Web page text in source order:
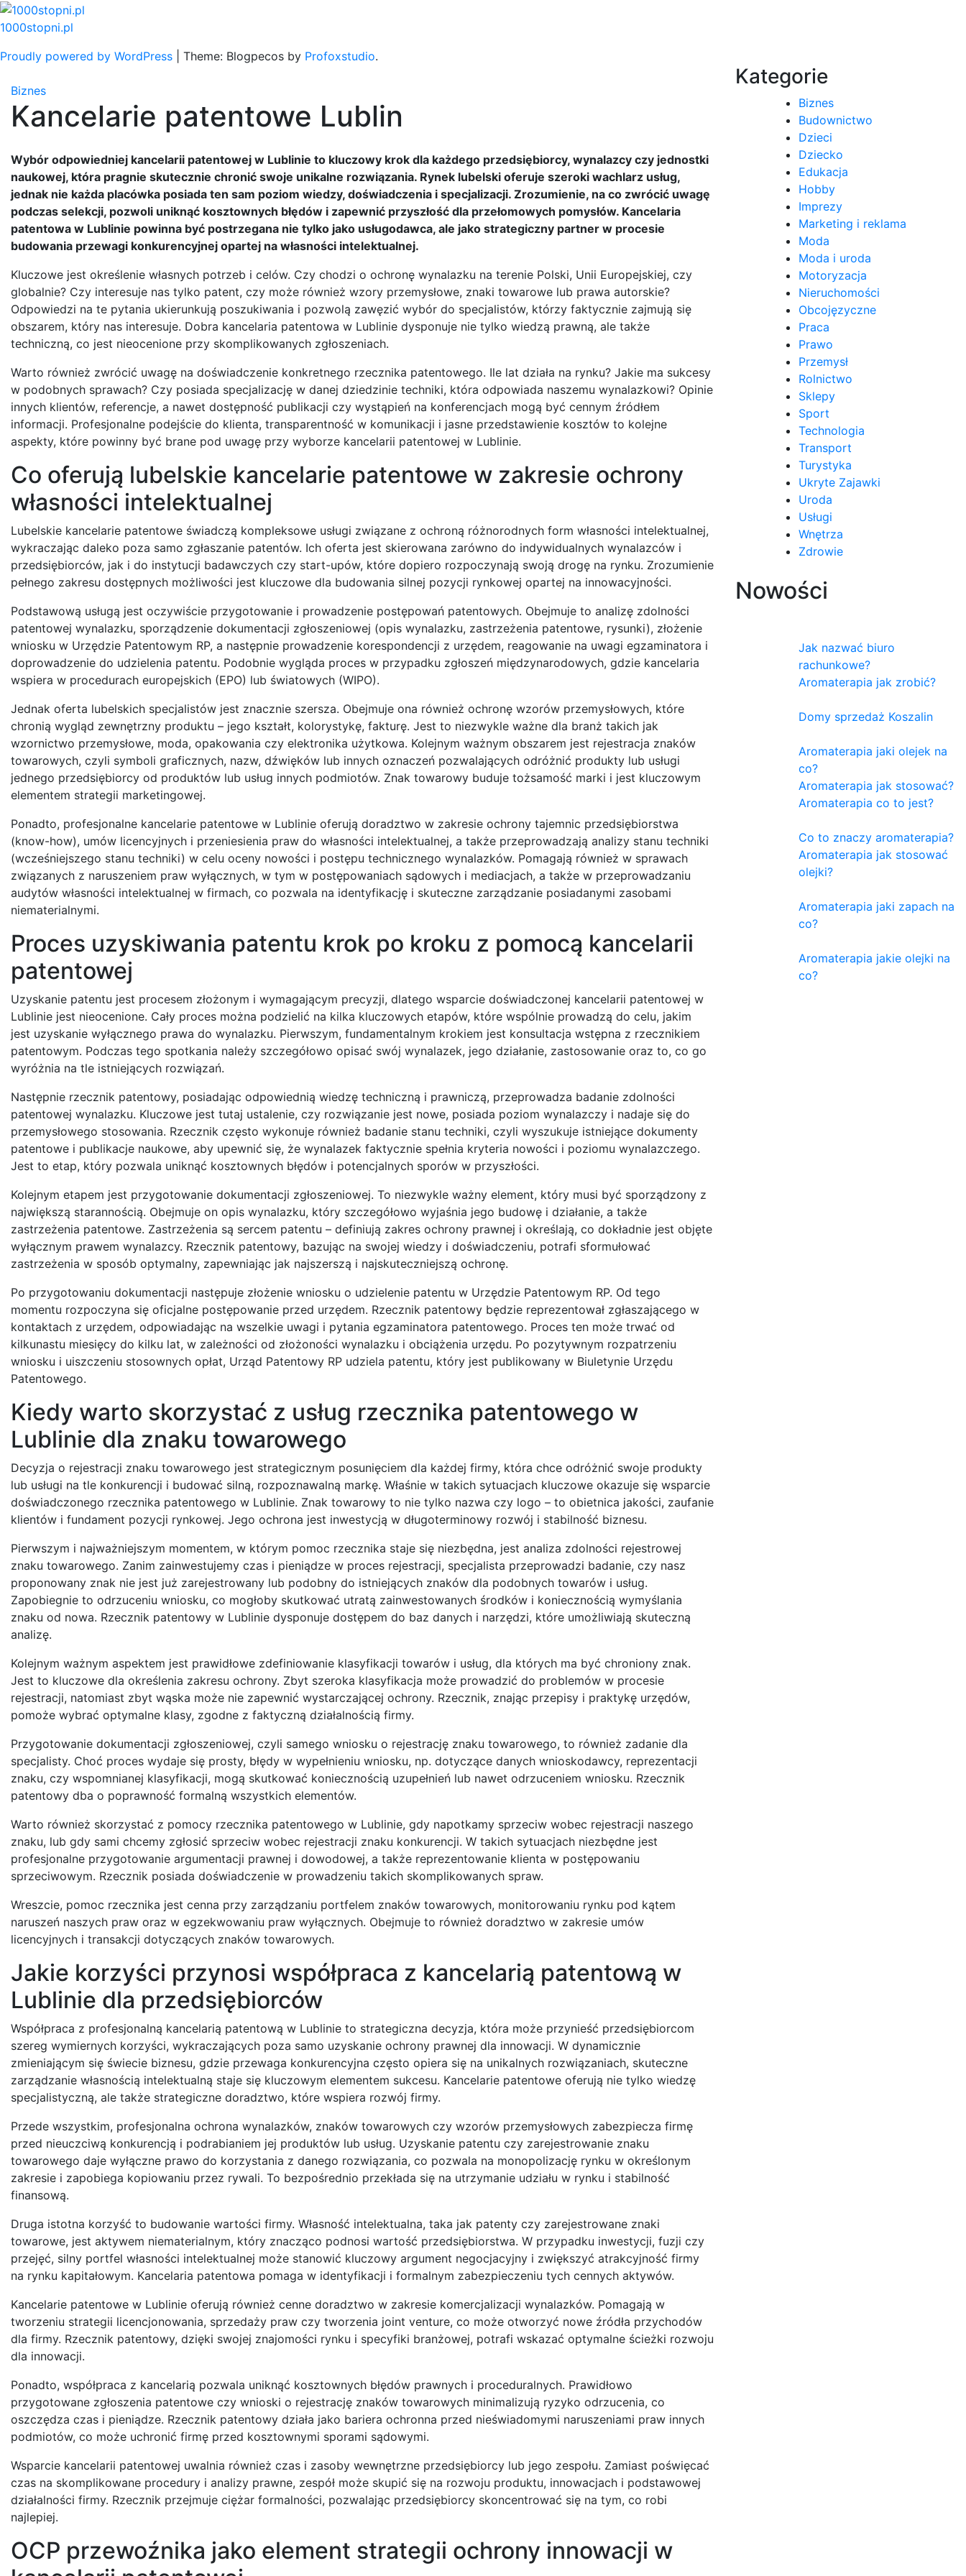
Skip
to
1000stopni.pl
Proudly powered by WordPress
Theme: Blogpecos by Profoxstudio.
Biznes
Kancelarie patentowe Lublin
Wybór odpowiedniej kancelarii patentowej w Lublinie to kluczowy krok dla każdego przedsiębiorcy, wynalazcy czy jednostki
naukowej, która pragnie skutecznie chronić swoje unikalne rozwiązania. Rynek lubelski oferuje szeroki wachlarz usług,
jednak nie każda placówka posiada ten sam poziom wiedzy, doświadczenia i specjalizacji. Zrozumienie, na co zwrócić uwagę
podczas selekcji, pozwoli uniknąć kosztownych błędów i zapewnić przyszłość dla przełomowych pomysłów. Kancelaria
patentowa w Lublinie powinna być postrzegana nie tylko jako usługodawca, ale jako strategiczny partner w procesie
budowania przewagi konkurencyjnej opartej na własności intelektualnej.
Kluczowe jest określenie własnych potrzeb i celów. Czy chodzi o ochronę wynalazku na terenie Polski, Unii Europejskiej, czy
globalnie? Czy interesuje nas tylko patent, czy może również wzory przemysłowe, znaki towarowe lub prawa autorskie?
Odpowiedzi na te pytania ukierunkują poszukiwania i pozwolą zawęzić wybór do specjalistów, którzy faktycznie zajmują się
obszarem, który nas interesuje. Dobra kancelaria patentowa w Lublinie dysponuje nie tylko wiedzą prawną, ale także
techniczną, co jest nieocenione przy skomplikowanych zgłoszeniach.
Warto również zwrócić uwagę na doświadczenie konkretnego rzecznika patentowego. Ile lat działa na rynku? Jakie ma sukcesy
w podobnych sprawach? Czy posiada specjalizację w danej dziedzinie techniki, która odpowiada naszemu wynalazkowi? Opinie
innych klientów, referencje, a nawet dostępność publikacji czy wystąpień na konferencjach mogą być cennym źródłem
informacji. Profesjonalne podejście do klienta, transparentność w komunikacji i jasne przedstawienie kosztów to kolejne
aspekty, które powinny być brane pod uwagę przy wyborze kancelarii patentowej w Lublinie.
Co oferują lubelskie kancelarie patentowe w zakresie ochrony
własności intelektualnej
Lubelskie kancelarie patentowe świadczą kompleksowe usługi związane z ochroną różnorodnych form własności intelektualnej,
wykraczając daleko poza samo zgłaszanie patentów. Ich oferta jest skierowana zarówno do indywidualnych wynalazców i
przedsiębiorców, jak i do instytucji badawczych czy start-upów, które dopiero rozpoczynają swoją drogę na rynku. Zrozumienie
pełnego zakresu dostępnych możliwości jest kluczowe dla budowania silnej pozycji rynkowej opartej na innowacyjności.
Podstawową usługą jest oczywiście przygotowanie i prowadzenie postępowań patentowych. Obejmuje to analizę zdolności
patentowej wynalazku, sporządzenie dokumentacji zgłoszeniowej (opis wynalazku, zastrzeżenia patentowe, rysunki), złożenie
wniosku w Urzędzie Patentowym RP, a następnie prowadzenie korespondencji z urzędem, reagowanie na uwagi egzaminatora i
doprowadzenie do udzielenia patentu. Podobnie wygląda proces w przypadku zgłoszeń międzynarodowych, gdzie kancelaria
wspiera w procedurach europejskich (EPO) lub światowych (WIPO).
Jednak oferta lubelskich specjalistów jest znacznie szersza. Obejmuje ona również ochronę wzorów przemysłowych, które
chronią wygląd zewnętrzny produktu – jego kształt, kolorystykę, fakturę. Jest to niezwykle ważne dla branż takich jak
wzornictwo przemysłowe, moda, opakowania czy elektronika użytkowa. Kolejnym ważnym obszarem jest rejestracja znaków
towarowych, czyli symboli graficznych, nazw, dźwięków lub innych oznaczeń pozwalających odróżnić produkty lub usługi
jednego przedsiębiorcy od produktów lub usług innych podmiotów. Znak towarowy buduje tożsamość marki i jest kluczowym
elementem strategii marketingowej.
Ponadto, profesjonalne kancelarie patentowe w Lublinie oferują doradztwo w zakresie ochrony tajemnic przedsiębiorstwa
(know-how), umów licencyjnych i przeniesienia praw do własności intelektualnej, a także przeprowadzają analizy stanu techniki
(wcześniejszego stanu techniki) w celu oceny nowości i postępu technicznego wynalazków. Pomagają również w sprawach
związanych z naruszeniem praw wyłącznych, w tym w postępowaniach sądowych i mediacjach, a także w przeprowadzaniu
audytów własności intelektualnej w firmach, co pozwala na identyfikację i skuteczne zarządzanie posiadanymi zasobami
niematerialnymi.
Proces uzyskiwania patentu krok po kroku z pomocą kancelarii
patentowej
Uzyskanie patentu jest procesem złożonym i wymagającym precyzji, dlatego wsparcie doświadczonej kancelarii patentowej w
Lublinie jest nieocenione. Cały proces można podzielić na kilka kluczowych etapów, które wspólnie prowadzą do celu, jakim
jest uzyskanie wyłącznego prawa do wynalazku. Pierwszym, fundamentalnym krokiem jest konsultacja wstępna z rzecznikiem
patentowym. Podczas tego spotkania należy szczegółowo opisać swój wynalazek, jego działanie, zastosowanie oraz to, co go
wyróżnia na tle istniejących rozwiązań.
Następnie rzecznik patentowy, posiadając odpowiednią wiedzę techniczną i prawniczą, przeprowadza badanie zdolności
patentowej wynalazku. Kluczowe jest tutaj ustalenie, czy rozwiązanie jest nowe, posiada poziom wynalazczy i nadaje się do
przemysłowego stosowania. Rzecznik często wykonuje również badanie stanu techniki, czyli wyszukuje istniejące dokumenty
patentowe i publikacje naukowe, aby upewnić się, że wynalazek faktycznie spełnia kryteria nowości i poziomu wynalazczego.
Jest to etap, który pozwala uniknąć kosztownych błędów i potencjalnych sporów w przyszłości.
Kolejnym etapem jest przygotowanie dokumentacji zgłoszeniowej. To niezwykle ważny element, który musi być sporządzony z
największą starannością. Obejmuje on opis wynalazku, który szczegółowo wyjaśnia jego budowę i działanie, a także
zastrzeżenia patentowe. Zastrzeżenia są sercem patentu – definiują zakres ochrony prawnej i określają, co dokładnie jest objęte
wyłącznym prawem wynalazcy. Rzecznik patentowy, bazując na swojej wiedzy i doświadczeniu, potrafi sformułować
zastrzeżenia w sposób optymalny, zapewniając jak najszerszą i najskuteczniejszą ochronę.
Po przygotowaniu dokumentacji następuje złożenie wniosku o udzielenie patentu w Urzędzie Patentowym RP. Od tego
momentu rozpoczyna się oficjalne postępowanie przed urzędem. Rzecznik patentowy będzie reprezentował zgłaszającego w
kontaktach z urzędem, odpowiadając na wszelkie uwagi i pytania egzaminatora patentowego. Proces ten może trwać od
kilkunastu miesięcy do kilku lat, w zależności od złożoności wynalazku i obciążenia urzędu. Po pozytywnym rozpatrzeniu
wniosku i uiszczeniu stosownych opłat, Urząd Patentowy RP udziela patentu, który jest publikowany w Biuletynie Urzędu
Patentowego.
Kiedy warto skorzystać z usług rzecznika patentowego w
Lublinie dla znaku towarowego
Decyzja o rejestracji znaku towarowego jest strategicznym posunięciem dla każdej firmy, która chce odróżnić swoje produkty
lub usługi na tle konkurencji i budować silną, rozpoznawalną markę. Właśnie w takich sytuacjach kluczowe okazuje się wsparcie
doświadczonego rzecznika patentowego w Lublinie. Znak towarowy to nie tylko nazwa czy logo – to obietnica jakości, zaufanie
klientów i fundament pozycji rynkowej. Jego ochrona jest inwestycją w długoterminowy rozwój i stabilność biznesu.
Pierwszym i najważniejszym momentem, w którym pomoc rzecznika staje się niezbędna, jest analiza zdolności rejestrowej
znaku towarowego. Zanim zainwestujemy czas i pieniądze w proces rejestracji, specjalista przeprowadzi badanie, czy nasz
proponowany znak nie jest już zarejestrowany lub podobny do istniejących znaków dla podobnych towarów i usług.
Zapobiegnie to odrzuceniu wniosku, co mogłoby skutkować utratą zainwestowanych środków i koniecznością wymyślania
znaku od nowa. Rzecznik patentowy w Lublinie dysponuje dostępem do baz danych i narzędzi, które umożliwiają skuteczną
analizę.
Kolejnym ważnym aspektem jest prawidłowe zdefiniowanie klasyfikacji towarów i usług, dla których ma być chroniony znak.
Jest to kluczowe dla określenia zakresu ochrony. Zbyt szeroka klasyfikacja może prowadzić do problemów w procesie
rejestracji, natomiast zbyt wąska może nie zapewnić wystarczającej ochrony. Rzecznik, znając przepisy i praktykę urzędów,
pomoże wybrać optymalne klasy, zgodne z faktyczną działalnością firmy.
Przygotowanie dokumentacji zgłoszeniowej, czyli samego wniosku o rejestrację znaku towarowego, to również zadanie dla
specjalisty. Choć proces wydaje się prosty, błędy w wypełnieniu wniosku, np. dotyczące danych wnioskodawcy, reprezentacji
znaku, czy wspomnianej klasyfikacji, mogą skutkować koniecznością uzupełnień lub nawet odrzuceniem wniosku. Rzecznik
patentowy dba o poprawność formalną wszystkich elementów.
Warto również skorzystać z pomocy rzecznika patentowego w Lublinie, gdy napotkamy sprzeciw wobec rejestracji naszego
znaku, lub gdy sami chcemy zgłosić sprzeciw wobec rejestracji znaku konkurencji. W takich sytuacjach niezbędne jest
profesjonalne przygotowanie argumentacji prawnej i dowodowej, a także reprezentowanie klienta w postępowaniu
sprzeciwowym. Rzecznik posiada doświadczenie w prowadzeniu takich skomplikowanych spraw.
Wreszcie, pomoc rzecznika jest cenna przy zarządzaniu portfelem znaków towarowych, monitorowaniu rynku pod kątem
naruszeń naszych praw oraz w egzekwowaniu praw wyłącznych. Obejmuje to również doradztwo w zakresie umów
licencyjnych i transakcji dotyczących znaków towarowych.
Jakie korzyści przynosi współpraca z kancelarią patentową w
Lublinie dla przedsiębiorców
Współpraca z profesjonalną kancelarią patentową w Lublinie to strategiczna decyzja, która może przynieść przedsiębiorcom
szereg wymiernych korzyści, wykraczających poza samo uzyskanie ochrony prawnej dla innowacji. W dynamicznie
zmieniającym się świecie biznesu, gdzie przewaga konkurencyjna często opiera się na unikalnych rozwiązaniach, skuteczne
zarządzanie własnością intelektualną staje się kluczowym elementem sukcesu. Kancelarie patentowe oferują nie tylko wiedzę
specjalistyczną, ale także strategiczne doradztwo, które wspiera rozwój firmy.
Przede wszystkim, profesjonalna ochrona wynalazków, znaków towarowych czy wzorów przemysłowych zabezpiecza firmę
przed nieuczciwą konkurencją i podrabianiem jej produktów lub usług. Uzyskanie patentu czy zarejestrowanie znaku
towarowego daje wyłączne prawo do korzystania z danego rozwiązania, co pozwala na monopolizację rynku w określonym
zakresie i zapobiega kopiowaniu przez rywali. To bezpośrednio przekłada się na utrzymanie udziału w rynku i stabilność
finansową.
Druga istotna korzyść to budowanie wartości firmy. Własność intelektualna, taka jak patenty czy zarejestrowane znaki
towarowe, jest aktywem niematerialnym, który znacząco podnosi wartość przedsiębiorstwa. W przypadku inwestycji, fuzji czy
przejęć, silny portfel własności intelektualnej może stanowić kluczowy argument negocjacyjny i zwiększyć atrakcyjność firmy
na rynku kapitałowym. Kancelaria patentowa pomaga w identyfikacji i formalnym zabezpieczeniu tych cennych aktywów.
Kancelarie patentowe w Lublinie oferują również cenne doradztwo w zakresie komercjalizacji wynalazków. Pomagają w
tworzeniu strategii licencjonowania, sprzedaży praw czy tworzenia joint venture, co może otworzyć nowe źródła przychodów
dla firmy. Rzecznik patentowy, dzięki swojej znajomości rynku i specyfiki branżowej, potrafi wskazać optymalne ścieżki rozwoju
dla innowacji.
Ponadto, współpraca z kancelarią pozwala uniknąć kosztownych błędów prawnych i proceduralnych. Prawidłowo
przygotowane zgłoszenia patentowe czy wnioski o rejestrację znaków towarowych minimalizują ryzyko odrzucenia, co
oszczędza czas i pieniądze. Rzecznik patentowy działa jako bariera ochronna przed nieświadomymi naruszeniami praw innych
podmiotów, co może uchronić firmę przed kosztownymi sporami sądowymi.
Wsparcie kancelarii patentowej uwalnia również czas i zasoby wewnętrzne przedsiębiorcy lub jego zespołu. Zamiast poświęcać
czas na skomplikowane procedury i analizy prawne, zespół może skupić się na rozwoju produktu, innowacjach i podstawowej
działalności firmy. Rzecznik przejmuje ciężar formalności, pozwalając przedsiębiorcy skoncentrować się na tym, co robi
najlepiej.
OCP przewoźnika jako element strategii ochrony innowacji w
Kategorie
Biznes
Budownictwo
Dzieci
Dziecko
Edukacja
Hobby
Imprezy
Marketing i reklama
Moda
Moda i uroda
Motoryzacja
Nieruchomości
Obcojęzyczne
Praca
Prawo
Przemysł
Rolnictwo
Sklepy
Sport
Technologia
Transport
Turystyka
Ukryte Zajawki
Uroda
Usługi
Wnętrza
Zdrowie
Nowości
Jak nazwać biuro
rachunkowe?
Aromaterapia jak zrobić?
Domy sprzedaż Koszalin
Aromaterapia jaki olejek na
co?
Aromaterapia jak stosować?
Aromaterapia co to jest?
Co to znaczy aromaterapia?
Aromaterapia jak stosować
olejki?
Aromaterapia jaki zapach na
co?
Aromaterapia jakie olejki na
co?